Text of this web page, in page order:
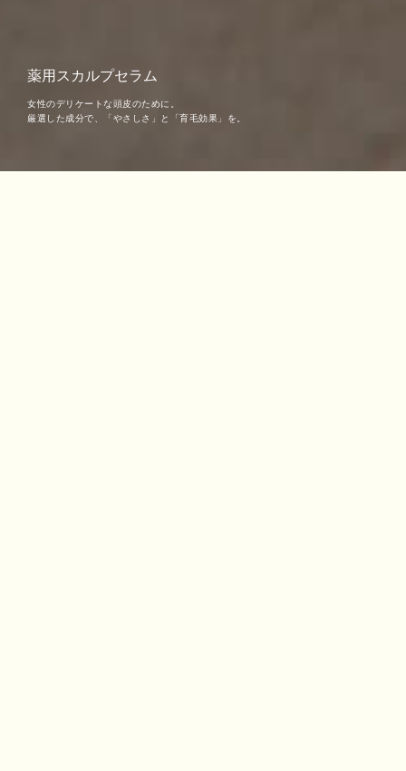
薬用スカルプセラム
女性のデリケートな頭皮のために。
厳選した成分で、「やさしさ」と「育毛効果」を。